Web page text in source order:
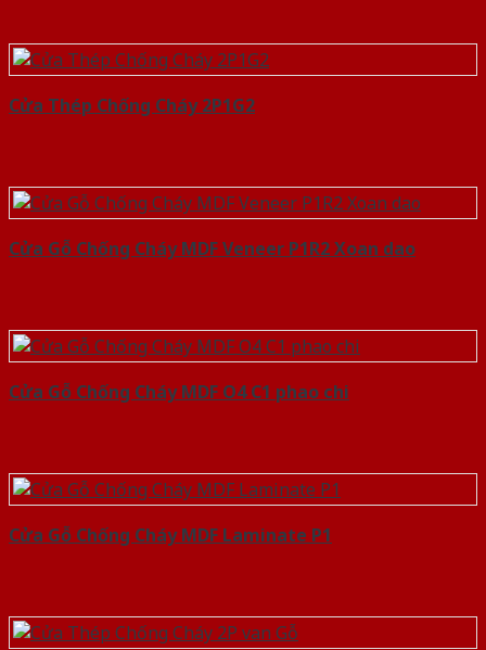
Cửa Thép Chống Cháy 2P1G2
Cửa Gỗ Chống Cháy MDF Veneer P1R2 Xoan dao
Cửa Gỗ Chống Cháy MDF O4 C1 phao chi
Cửa Gỗ Chống Cháy MDF Laminate P1